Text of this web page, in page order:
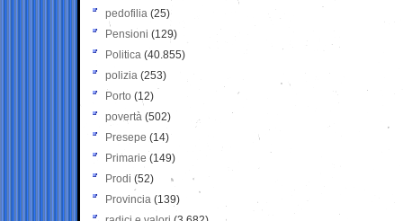
pedofilia (25)
Pensioni (129)
Politica (40.855)
polizia (253)
Porto (12)
povertà (502)
Presepe (14)
Primarie (149)
Prodi (52)
Provincia (139)